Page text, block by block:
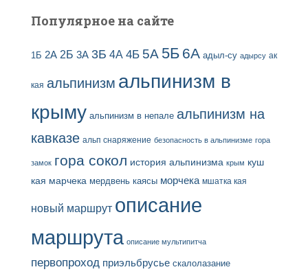
Популярное на сайте
1Б 2А 2Б 3А 3Б 4А 4Б 5А 5Б 6А адыл-су адырсу ак
кая альпинизм альпинизм в
крыму альпинизм в непале альпинизм на
кавказе альп снаряжение безопасность в альпинизме гора
замок гора сокол история альпинизма крым куш
кая марчека мердвень каясы морчека мшатка кая
новый маршрут описание
маршрута описание мультипитча
первопроход приэльбрусье скалолазание